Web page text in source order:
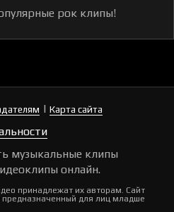
рок клипы!
| Карта сайта
музыкальные клипы
онлайн.
принадлежат их авторам. Сайт
для лиц младше